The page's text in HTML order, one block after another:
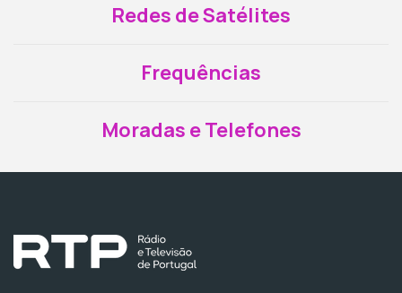
Redes de Satélites
Frequências
Moradas e Telefones